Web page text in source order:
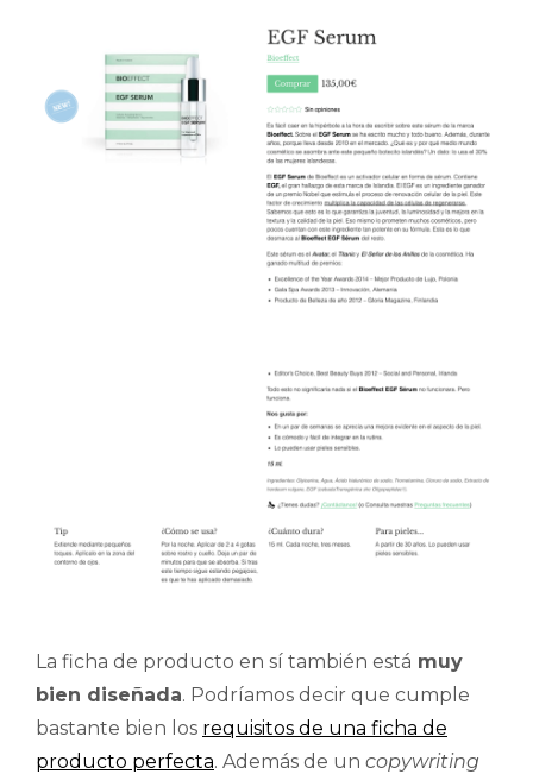
La ficha de producto en sí también está muy
bien diseñada. Podríamos decir que cumple
bastante bien los requisitos de una ficha de
producto perfecta. Además de un copywriting